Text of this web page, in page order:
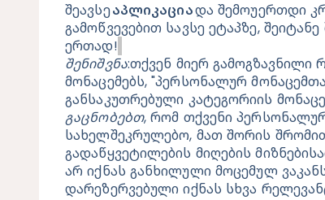
შეავსე აპლიკაცია და შემოუერთდი
გამოწვევებით სავსე ეტაპზე,
ერთად!
შენიშვნა:თქვენ მიერ გამოგზავნილი
მონაცემებს, "პერსონალურ
განსაკუთრებული კატეგორიის
გაცნობებთ, რომ თქვენი
სახელშეკრულებო, მათ შორის
გადაწყვეტილების მიღების
არ იქნას განხილული მოცემულ
დარეზერვებული იქნას სხვა